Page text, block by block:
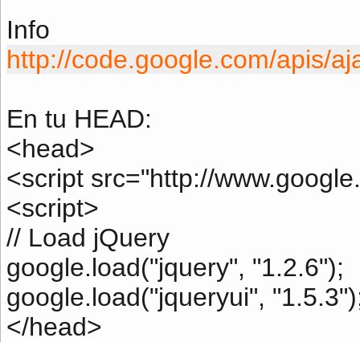
Info
http://code.google.com/apis/
En tu HEAD:
<head>
<script src="http://
<script>
// Load jQuery
google.load("jquery", "1.2.6");
google.load("jqueryui",
</head>